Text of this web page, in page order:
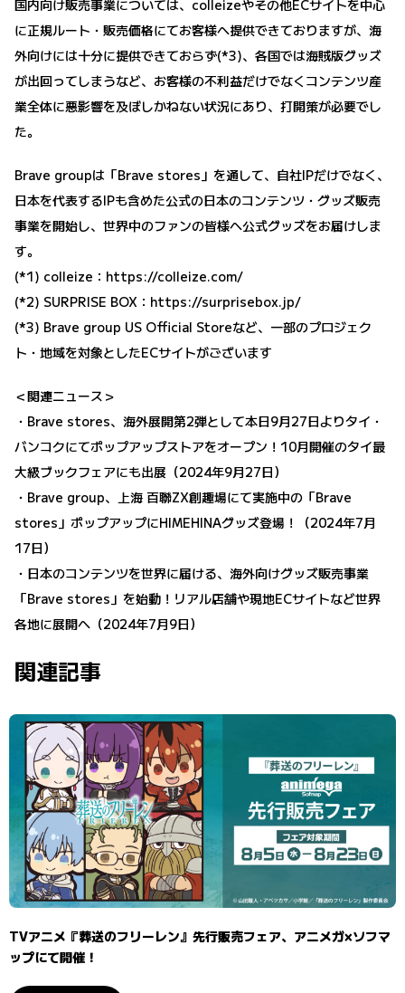
国内向け販売事業については、colleizeやその他ECサイトを中心
に正規ルート・販売価格にてお客様へ提供できておりますが、海
外向けには十分に提供できておらず(*3)、各国では海賊版グッズ
が出回ってしまうなど、お客様の不利益だけでなくコンテンツ産
業全体に悪影響を及ぼしかねない状況にあり、打開策が必要でし
た。
Brave groupは「Brave stores」を通して、自社IPだけでなく、
日本を代表するIPも含めた公式の日本のコンテンツ・グッズ販売
事業を開始し、世界中のファンの皆様へ公式グッズをお届けしま
す。
(*1) colleize： https://colleize.com/
(*2) SURPRISE BOX： https://surprisebox.jp/
(*3) Brave group US Official Storeなど、一部のプロジェク
ト・地域を対象としたECサイトがございます
＜関連ニュース＞
・ Brave stores、海外展開第2弾として本日9月27日よりタイ・
バンコクにてポップアップストアをオープン！10月開催のタイ最
大級ブックフェアにも出展 （2024年9月27日）
・ Brave group、上海 百聯ZX創趣場にて実施中の「Brave
stores」ポップアップにHIMEHINAグッズ登場！
（2024年7月
17日）
・ 日本のコンテンツを世界に届ける、海外向けグッズ販売事業
「Brave stores」を始動！リアル店舗や現地ECサイトなど世界
各地に展開へ （2024年7月9日）
関連記事
TVアニメ『葬送のフリーレン』先行販売フェア、アニメガ×ソフマ
ップにて開催！